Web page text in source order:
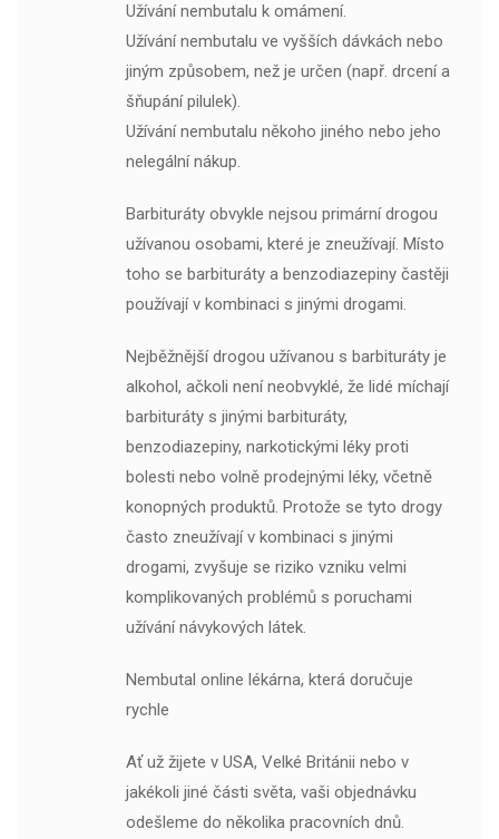
Užívání nembutalu k omámení.
Užívání nembutalu ve vyšších dávkách nebo
jiným způsobem, než je určen (např. drcení a
šňupání pilulek).
Užívání nembutalu někoho jiného nebo jeho
nelegální nákup.
Barbituráty obvykle nejsou primární drogou
užívanou osobami, které je zneužívají. Místo
toho se barbituráty a benzodiazepiny častěji
používají v kombinaci s jinými drogami.
Nejběžnější drogou užívanou s barbituráty je
alkohol, ačkoli není neobvyklé, že lidé míchají
barbituráty s jinými barbituráty,
benzodiazepiny, narkotickými léky proti
bolesti nebo volně prodejnými léky, včetně
konopných produktů. Protože se tyto drogy
často zneužívají v kombinaci s jinými
drogami, zvyšuje se riziko vzniku velmi
komplikovaných problémů s poruchami
užívání návykových látek.
Nembutal online lékárna, která doručuje
rychle
Ať už žijete v USA, Velké Británii nebo v
jakékoli jiné části světa, vaši objednávku
odešleme do několika pracovních dnů.